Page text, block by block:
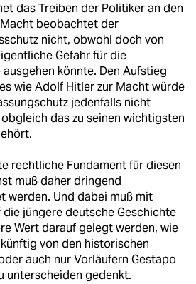
das Treiben der Politiker an den
beobachtet der
nicht, obwohl doch von
Gefahr für die
könnte. Den Aufstieg
wie Adolf Hitler zur Macht würde
jedenfalls nicht
das zu seinen wichtigsten
rechtliche Fundament für diesen
muß daher dringend
werden. Und dabei muß mit
die jüngere deutsche Geschichte
Wert darauf gelegt werden, wie
von den historischen
auch nur Vorläufern Gestapo
unterscheiden gedenkt.